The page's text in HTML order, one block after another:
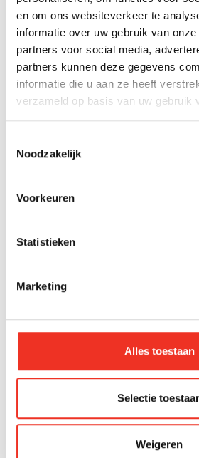
en om ons websiteverkeer te
informatie over uw gebruik van
partners voor social media,
partners kunnen deze gegevens
informatie die u aan ze heeft
verzameld op basis van uw gebruik
Noodzakelijk
Voorkeuren
Statistieken
Marketing
Alles toestaan
Selectie
Weigeren
presentatie van de woning.
Verschillende factoren
verkoopsnelheid. Een realistische
van recente vergelijkbare
snelle verkoop. Ook de
speelt een belangrijke rol:
eventueel styling kunnen het
De locatie binnen het Westland
verkooptijd. Populaire locaties
Naaldwijk of nieuwbouwwijken
dan afgelegen gebieden.
beste verkoopperiode is. Een
verkooptijd verkorten door de
De keuze voor een professionele
een investering die zich vaak
hogere verkoopprijs en een
Olsthoorn Makelaars combineren
ervaring in het Westland met
een vrijblijvend gesprek over de
VEELGESTELDE VRAGEN